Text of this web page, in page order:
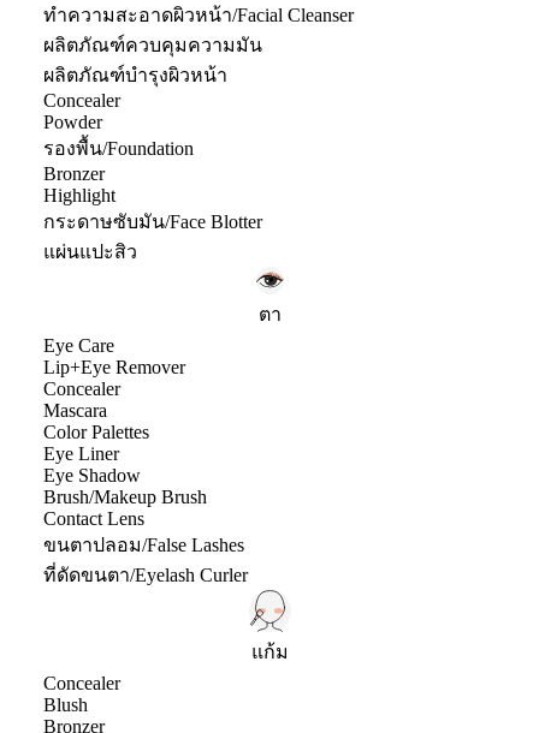
ทำความสะอาดผิวหน้า/Facial Cleanser
ผลิตภัณฑ์ควบคุมความมัน
ผลิตภัณฑ์บำรุงผิวหน้า
Concealer
Powder
รองพื้น/Foundation
Bronzer
Highlight
กระดาษซับมัน/Face Blotter
แผ่นแปะสิว
ตา
Eye Care
Lip+Eye Remover
Concealer
Mascara
Color Palettes
Eye Liner
Eye Shadow
Brush/Makeup Brush
Contact Lens
ขนตาปลอม/False Lashes
ที่ดัดขนตา/Eyelash Curler
แก้ม
Concealer
Blush
Bronzer